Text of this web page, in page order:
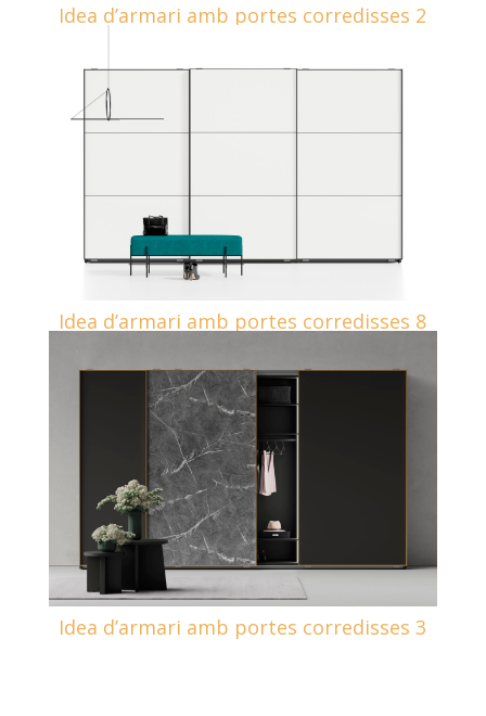
Idea d’armari amb portes corredisses 2
Idea d’armari amb portes corredisses 8
Idea d’armari amb portes corredisses 3